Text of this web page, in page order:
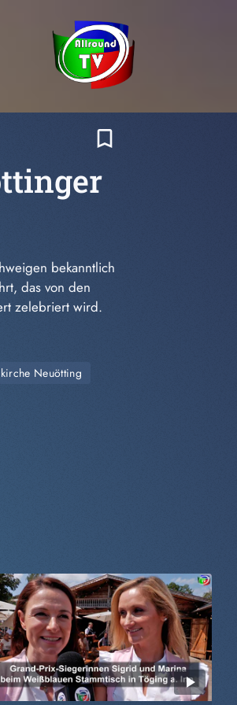
bookmark_border
bekanntlich
das von den
zelebriert wird.
Neuötting